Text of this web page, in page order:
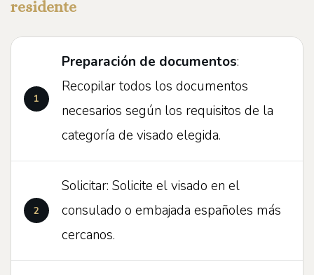
residente
Preparación de documentos:
Recopilar todos los documentos
necesarios según los requisitos de la
categoría de visado elegida.
Solicitar: Solicite el visado en el
consulado o embajada españoles más
cercanos.